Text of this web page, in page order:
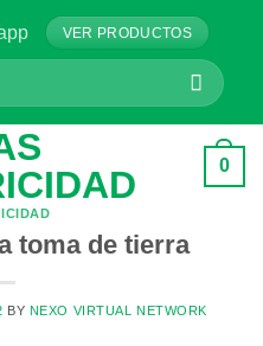
VER PRODUCTOS
0
toma de tierra
BY NEXO VIRTUAL NETWORK